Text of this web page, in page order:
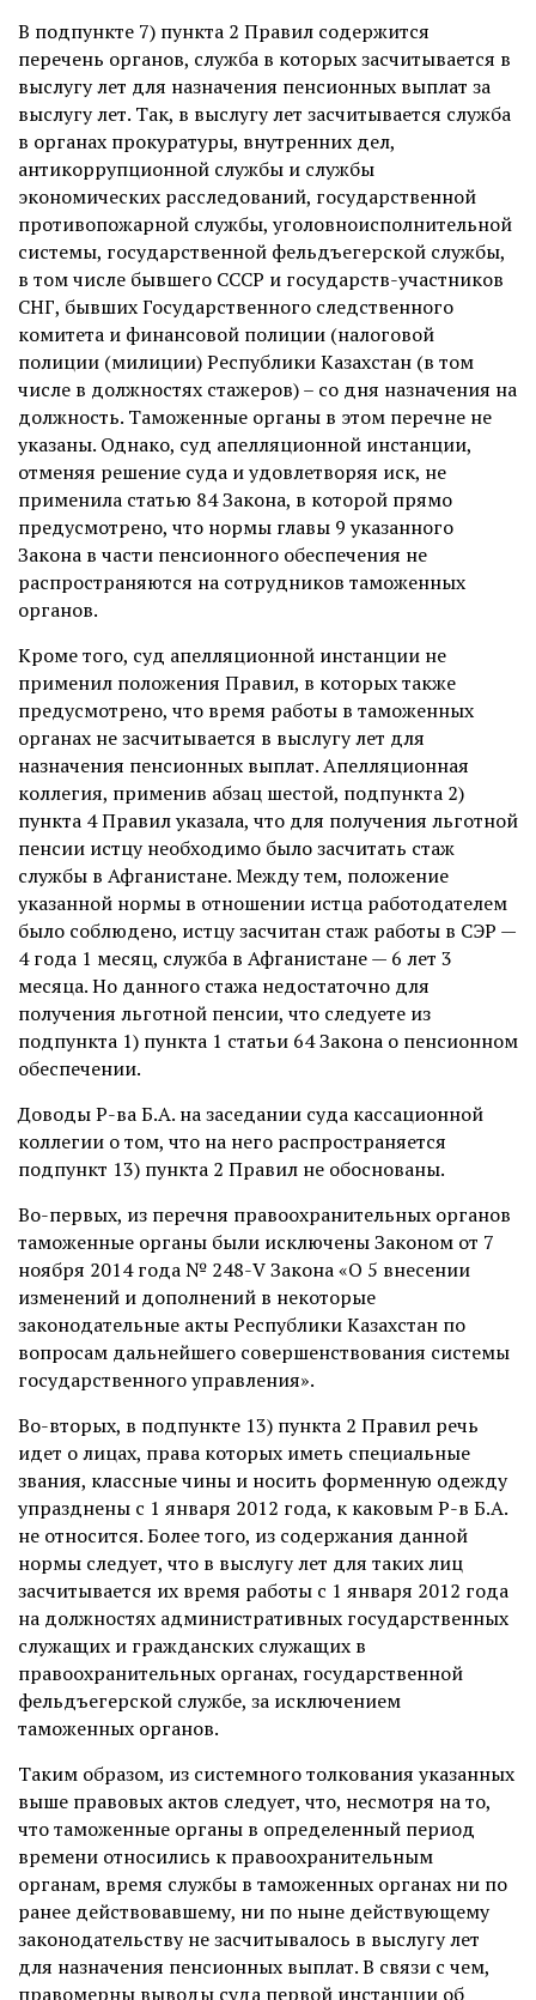
В подпункте 7) пункта 2 Правил содержится
перечень органов, служба в которых засчитывается в
выслугу лет для назначения пенсионных выплат за
выслугу лет. Так, в выслугу лет засчитывается служба
в органах прокуратуры, внутренних дел,
антикоррупционной службы и службы
экономических расследований, государственной
противопожарной службы, уголовноисполнительной
системы, государственной фельдъегерской службы,
в том числе бывшего СССР и государств-участников
СНГ, бывших Государственного следственного
комитета и финансовой полиции (налоговой
полиции (милиции) Республики Казахстан (в том
числе в должностях стажеров) – со дня назначения на
должность. Таможенные органы в этом перечне не
указаны. Однако, суд апелляционной инстанции,
отменяя решение суда и удовлетворяя иск, не
применила статью 84 Закона, в которой прямо
предусмотрено, что нормы главы 9 указанного
Закона в части пенсионного обеспечения не
распространяются на сотрудников таможенных
органов.
Кроме того, суд апелляционной инстанции не
применил положения Правил, в которых также
предусмотрено, что время работы в таможенных
органах не засчитывается в выслугу лет для
назначения пенсионных выплат. Апелляционная
коллегия, применив абзац шестой, подпункта 2)
пункта 4 Правил указала, что для получения льготной
пенсии истцу необходимо было засчитать стаж
службы в Афганистане. Между тем, положение
указанной нормы в отношении истца работодателем
было соблюдено, истцу засчитан стаж работы в СЭР —
4 года 1 месяц, служба в Афганистане — 6 лет 3
месяца. Но данного стажа недостаточно для
получения льготной пенсии, что следуете из
подпункта 1) пункта 1 статьи 64 Закона о пенсионном
обеспечении.
Доводы Р-ва Б.А. на заседании суда кассационной
коллегии о том, что на него распространяется
подпункт 13) пункта 2 Правил не обоснованы.
Во-первых, из перечня правоохранительных органов
таможенные органы были исключены Законом от 7
ноября 2014 года № 248-V Закона «О 5 внесении
изменений и дополнений в некоторые
законодательные акты Республики Казахстан по
вопросам дальнейшего совершенствования системы
государственного управления».
Во-вторых, в подпункте 13) пункта 2 Правил речь
идет о лицах, права которых иметь специальные
звания, классные чины и носить форменную одежду
упразднены с 1 января 2012 года, к каковым Р-в Б.А.
не относится. Более того, из содержания данной
нормы следует, что в выслугу лет для таких лиц
засчитывается их время работы с 1 января 2012 года
на должностях административных государственных
служащих и гражданских служащих в
правоохранительных органах, государственной
фельдъегерской службе, за исключением
таможенных органов.
Таким образом, из системного толкования указанных
выше правовых актов следует, что, несмотря на то,
что таможенные органы в определенный период
времени относились к правоохранительным
органам, время службы в таможенных органах ни по
ранее действовавшему, ни по ныне действующему
законодательству не засчитывалось в выслугу лет
для назначения пенсионных выплат. В связи с чем,
правомерны выводы суда первой инстанции об